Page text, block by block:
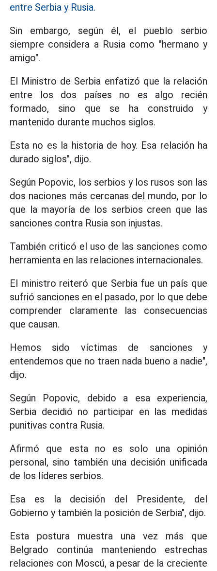
entre Serbia y Rusia.
Sin embargo, según él, el pueblo serbio
siempre considera a Rusia como "hermano y
amigo".
El Ministro de Serbia enfatizó que la relación
entre los dos países no es algo recién
formado, sino que se ha construido y
mantenido durante muchos siglos.
Esta no es la historia de hoy. Esa relación ha
durado siglos", dijo.
Según Popovic, los serbios y los rusos son las
dos naciones más cercanas del mundo, por lo
que la mayoría de los serbios creen que las
sanciones contra Rusia son injustas.
También criticó el uso de las sanciones como
herramienta en las relaciones internacionales.
El ministro reiteró que Serbia fue un país que
sufrió sanciones en el pasado, por lo que debe
comprender claramente las consecuencias
que causan.
Hemos sido víctimas de sanciones y
entendemos que no traen nada bueno a nadie",
dijo.
Según Popovic, debido a esa experiencia,
Serbia decidió no participar en las medidas
punitivas contra Rusia.
Afirmó que esta no es solo una opinión
personal, sino también una decisión unificada
de los líderes serbios.
Esa es la decisión del Presidente, del
Gobierno y también la posición de Serbia", dijo.
Esta postura muestra una vez más que
Belgrado continúa manteniendo estrechas
relaciones con Moscú, a pesar de la creciente